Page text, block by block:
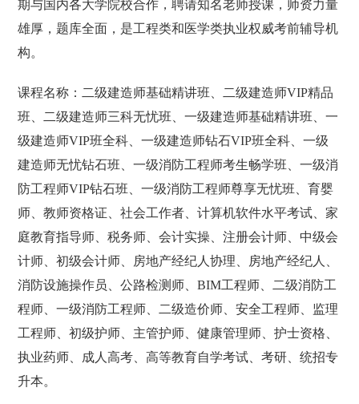
期与国内各大学院校合作，聘请知名老师授课，师资力量
雄厚，题库全面，是工程类和医学类执业权威考前辅导机
构。
课程名称：二级建造师基础精讲班、二级建造师VIP精品
班、二级建造师三科无忧班、一级建造师基础精讲班、一
级建造师VIP班全科、一级建造师钻石VIP班全科、一级
建造师无忧钻石班、一级消防工程师考生畅学班、一级消
防工程师VIP钻石班、一级消防工程师尊享无忧班、育婴
师、教师资格证、社会工作者、计算机软件水平考试、家
庭教育指导师、税务师、会计实操、注册会计师、中级会
计师、初级会计师、房地产经纪人协理、房地产经纪人、
消防设施操作员、公路检测师、BIM工程师、二级消防工
程师、一级消防工程师、二级造价师、安全工程师、监理
工程师、初级护师、主管护师、健康管理师、护士资格、
执业药师、成人高考、高等教育自学考试、考研、统招专
升本。